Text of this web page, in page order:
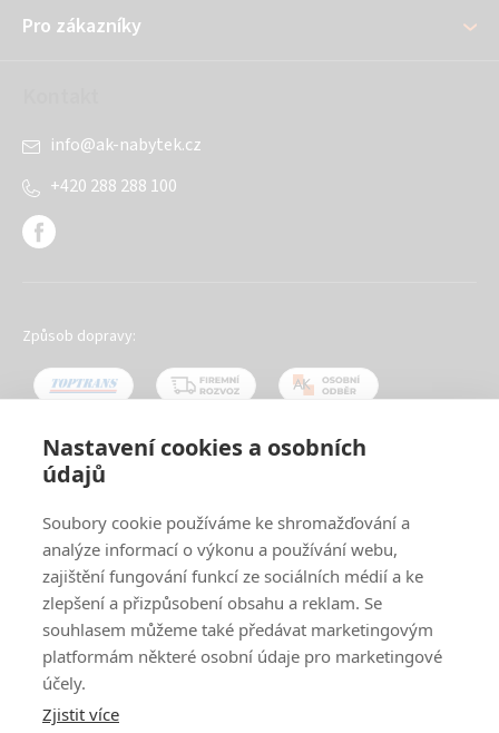
Nastavení cookies a osobních
údajů
Soubory cookie používáme ke shromažďování a
analýze informací o výkonu a používání webu,
zajištění fungování funkcí ze sociálních médií a ke
zlepšení a přizpůsobení obsahu a reklam. Se
souhlasem můžeme také předávat marketingovým
platformám některé osobní údaje pro marketingové
účely.
Zjistit více
Pro zákazníky
info@ak-nabytek.cz
+420 288 288 100
Způsob dopravy: